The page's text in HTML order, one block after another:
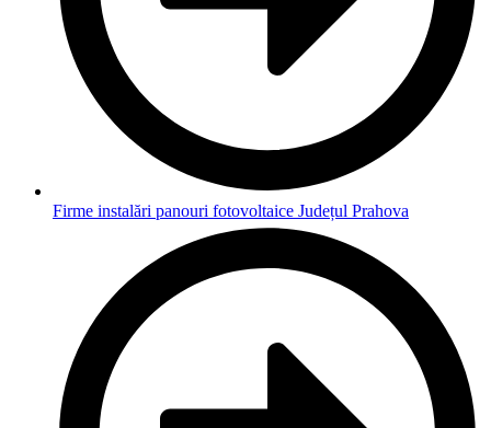
Firme instalări panouri fotovoltaice Județul Prahova